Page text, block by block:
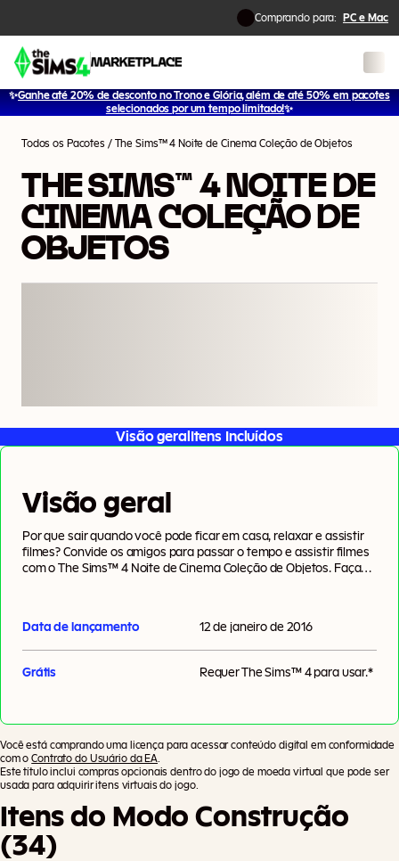
Comprando para: PC e Mac
✨Ganhe até 20% de desconto no Trono e Glória, além de até 50% em pacotes
selecionados por um tempo limitado!✨
1/10
Todos os Pacotes / The Sims™ 4 Noite de Cinema Coleção de Objetos
THE SIMS™ 4 NOITE DE
CINEMA COLEÇÃO DE
OBJETOS
Visão geral Itens Incluídos
Visão geral
Por que sair quando você pode ficar em casa, relaxar e assistir
filmes? Convide os amigos para passar o tempo e assistir filmes
com o The Sims™ 4 Noite de Cinema Coleção de Objetos. Faça
Data de lançamento 12 de janeiro de 2016
Grátis RequerThe Sims™ 4para usar.*
Você está comprando uma licença para acessar conteúdo digital em conformidade
com oContrato do Usuário da EA
Este título inclui compras opcionais dentro do jogo de moeda virtual que pode ser
usada para adquirir itens virtuais do jogo.
Itens do Modo Construção
(34)